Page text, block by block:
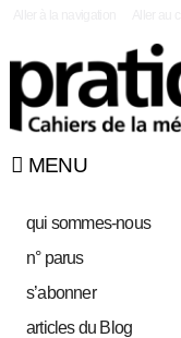
MENU
qui sommes-nous
n° parus
s’abonner
articles du Blog